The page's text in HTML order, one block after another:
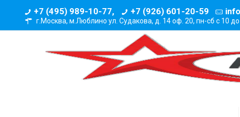
+7 (495) 989-10-77, +7 (926) 601-20-59
г.Москва, м.Люблино ул. Судакова, д. 14 оф. 20, пн-сб с 10 до